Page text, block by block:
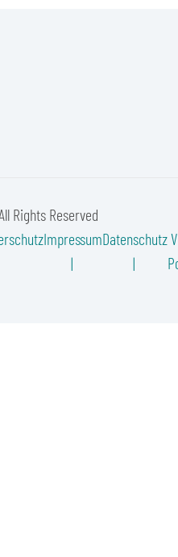
Rights Reserved
ImpressumDatenschutz